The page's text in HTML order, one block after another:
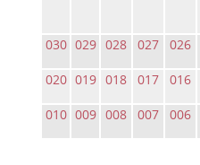
030 029 028 027 026
020 019 018 017 016
010 009 008 007 006